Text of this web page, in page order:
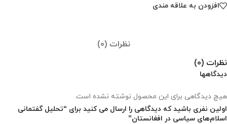
افزودن به علاقه مندی
نظرات (0)
نظرات (0)
دیدگاهها
هیچ دیدگاهی برای این محصول نوشته نشده است.
اولین نفری باشید که دیدگاهی را ارسال می کنید برای “تحلیل گفتمانی
اسلام‌های سیاسی در افغانستان”